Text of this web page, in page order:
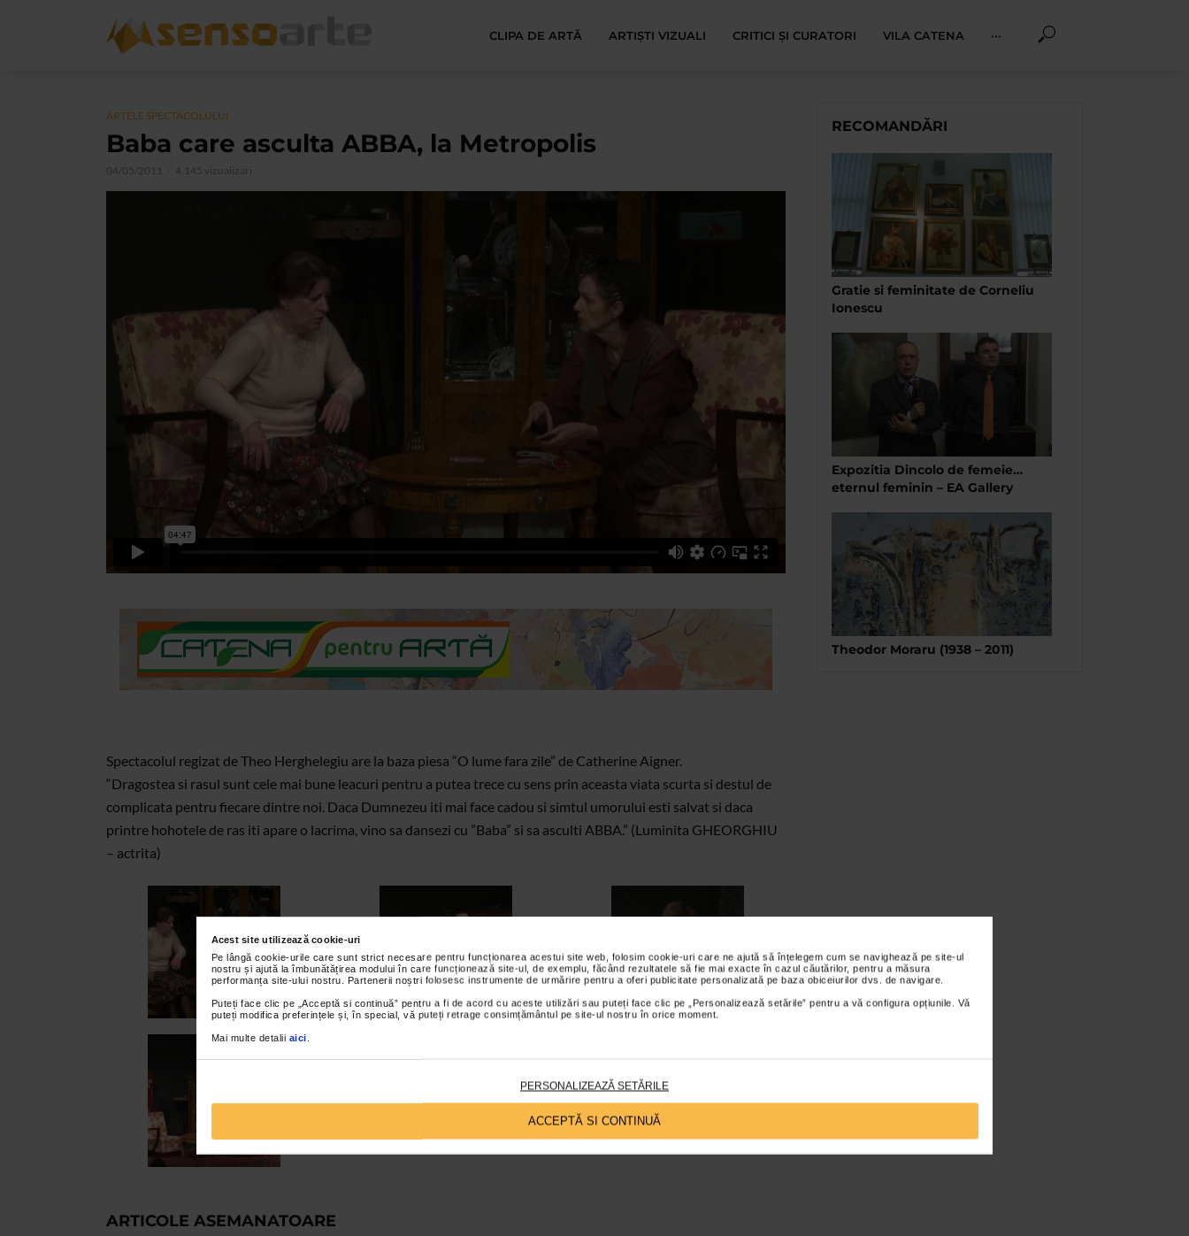
Acest site utilizează cookie-uri
Pe lângă cookie-urile care sunt strict necesare pentru funcționarea acestui site web, folosim cookie-uri care ne ajută să înțelegem cum se navighează pe site-ul
nostru și ajută la îmbunătățirea modului în care funcționează site-ul, de exemplu, făcând rezultatele să fie mai exacte în cazul căutărilor, pentru a măsura
performanța site-ului nostru. Partenerii noștri folosesc instrumente de urmărire pentru a oferi publicitate personalizată pe baza obiceiurilor dvs. de navigare.
Puteți face clic pe „Acceptă si continuă” pentru a fi de acord cu aceste utilizări sau puteți face clic pe „Personalizează setările” pentru a vă configura opțiunile. Vă
puteți modifica preferințele și, în special, vă puteți retrage consimțământul pe site-ul nostru în orice moment.
Mai multe detalii aici
PERSONALIZEAZĂ SETĂRILE
ACCEPTĂ SI CONTINUĂ
CLIPA DE ARTĂ ARTIȘTI VIZUALI CRITICI ȘI CURATORI VILA CATENA ···
ARTELE SPECTACOLULUI
Baba care asculta ABBA, la Metropolis
04/05/2011 4.145 vizualizari
Spectacolul regizat de Theo Herghelegiu are la baza piesa “O lume fara zile” de Catherine Aigner.
“Dragostea si rasul sunt cele mai bune leacuri pentru a putea trece cu sens prin aceasta viata scurta si destul de
complicata pentru fiecare dintre noi. Daca Dumnezeu iti mai face cadou si simtul umorului esti salvat si daca
printre hohotele de ras iti apare o lacrima, vino sa dansezi cu ”Baba” si sa asculti ABBA.” (Luminita GHEORGHIU
– actrita)
ARTICOLE ASEMANATOARE
RECOMANDĂRI
Gratie si feminitate de Corneliu
Ionescu
Expozitia Dincolo de femeie…
eternul feminin – EA Gallery
Theodor Moraru (1938 – 2011)